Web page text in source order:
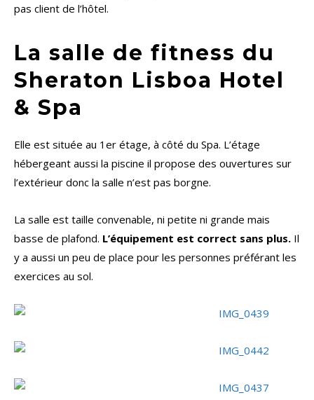
pas client de l’hôtel.
La salle de fitness du
Sheraton Lisboa Hotel
& Spa
Elle est située au 1er étage, à côté du Spa. L’étage
hébergeant aussi la piscine il propose des ouvertures sur
l’extérieur donc la salle n’est pas borgne.
La salle est taille convenable, ni petite ni grande mais
basse de plafond. L’équipement est correct sans plus. Il
y a aussi un peu de place pour les personnes préférant les
exercices au sol.